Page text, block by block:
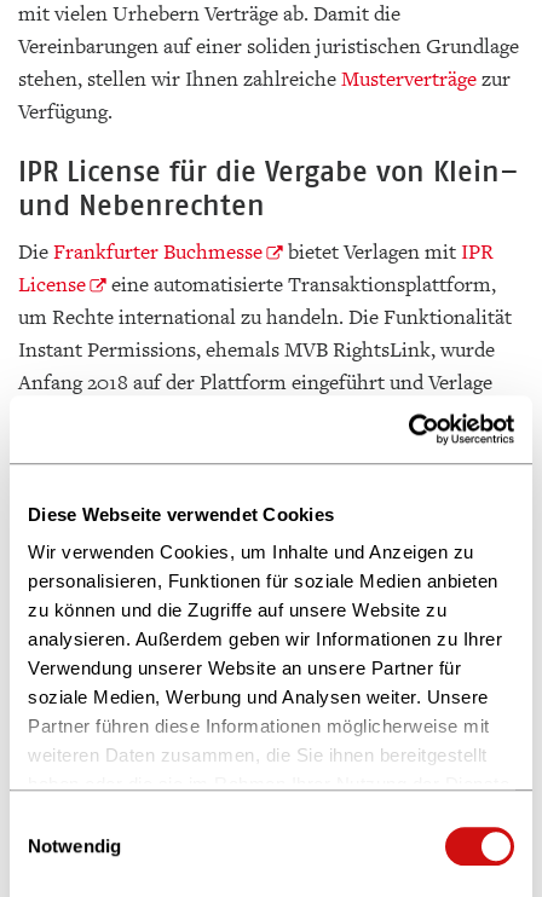
Diese Webseite verwendet Cookies
Wir verwenden Cookies, um Inhalte und Anzeigen zu
personalisieren, Funktionen für soziale Medien anbieten
zu können und die Zugriffe auf unsere Website zu
analysieren. Außerdem geben wir Informationen zu Ihrer
Verwendung unserer Website an unsere Partner für
soziale Medien, Werbung und Analysen weiter. Unsere
Partner führen diese Informationen möglicherweise mit
weiteren Daten zusammen, die Sie ihnen bereitgestellt
Weitere Informationen finden Sie in unserer
Notwendig
mit vielen Urhebern Verträge ab. Damit die
Vereinbarungen auf einer soliden juristischen Grundlage
stehen, stellen wir Ihnen zahlreicheMusterverträgezur
Verfügung.
IPR License für die Vergabe von Klein–
und Nebenrechten
DieFrankfurter Buchmesse bietet Verlagen mitIPR
License
eine automatisierte Transaktionsplattform,
um Rechte international zu handeln. Die Funktionalität
Instant Permissions, ehemals MVB RightsLink, wurde
Anfang 2018 auf der Plattform eingeführt und Verlage
profitieren seitdem von einer noch flexibleren und
Verlage können durch die Nutzung von Instant Rights
auch Interessenten für Nebenrechte finden. Durch eine
ansprechende, leicht navigierbare Website und gezieltes
Marketing weckt IPR Licence Interesse bei potenziellen
Rechteeinkäufern und bringt diese mit den Verlagen auf
der Plattform zusammen. Die Titel werden ganzjährig
international beworben, für Verhandlung und
Abwicklung von standardisierten Rechtegeschäften ist
weniger Zeit aufzuwenden, so dass sich Verlage auf
erfolgreich abschließen kann.